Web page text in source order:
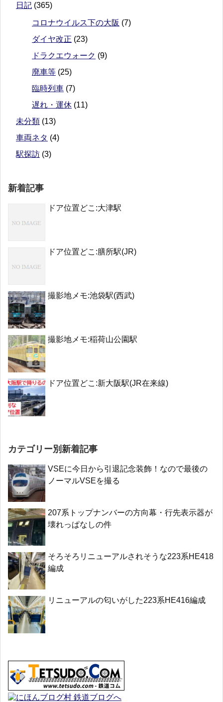
日記 (365)
コロナウイルス下の大阪 (7)
ダイヤ改正 (23)
ドラクエウォーク (9)
廃車等 (25)
臨時列車 (7)
遅れ・運休 (11)
未分類 (13)
車両ネタ (4)
駅探訪 (3)
新着記事
ドア位置どこ:大津駅
ドア位置どこ:膳所駅(JR)
撮影地メモ:池袋駅(西武)
撮影地メモ:稲荷山公園駅
ドア位置どこ:新大阪駅(JR在来線)
カテゴリー別新着記事
VSEに今日から引退記念装飾！なので最後の
ノーマルVSEを撮る
207系トップナンバーの方向幕・行先表示器が
壊れっぱなしの件
そろそろリニューアルされそうな223系HE418
編成
リニューアルの匂いがした223系HE416編成